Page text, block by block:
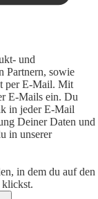
und
Partnern, sowie
per E-Mail. Mit
E-Mails ein. Du
in jeder E-Mail
Deiner Daten und
in unserer
in dem du auf den